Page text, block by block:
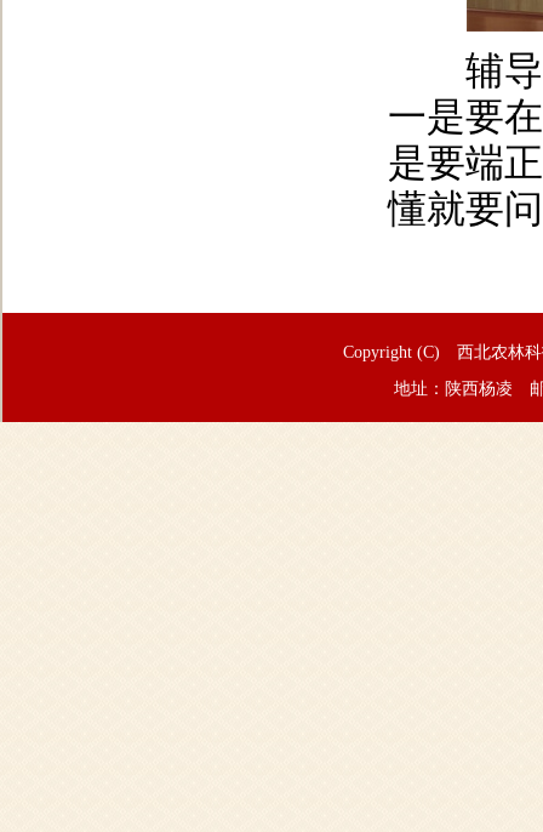
辅导
一是要
是要端
懂就要
Copyright (C) 西北农林
地址：陕西杨凌